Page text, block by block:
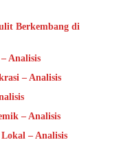
Berkembang di
Analisis
– Analisis
– Analisis
– Analisis